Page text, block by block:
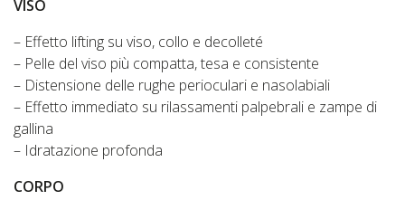
VISO
– Effetto lifting su viso, collo e decolleté
– Pelle del viso più compatta, tesa e consistente
– Distensione delle rughe perioculari e nasolabiali
– Effetto immediato su rilassamenti palpebrali e zampe di
gallina
– Idratazione profonda
CORPO